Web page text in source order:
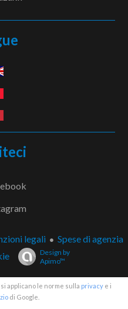
legali
Spese di agenzia
Design by
Apimo™
applicano le norme sulla privacy e i
di Google.